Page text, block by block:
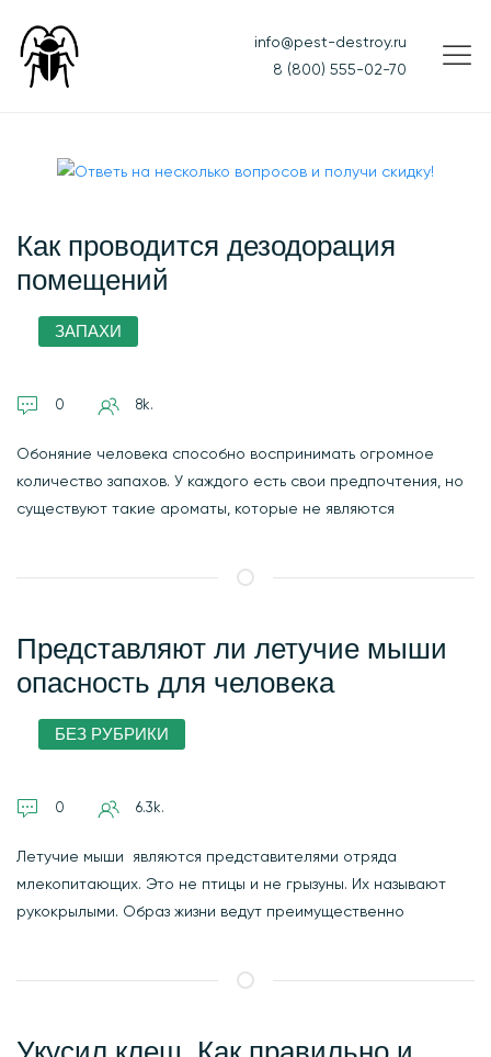
info@pest-destroy.ru
8 (800) 555-02-70
Как проводится дезодорация
помещений
ЗАПАХИ
0 8k.
Обоняние человека способно воспринимать огромное
количество запахов. У каждого есть свои предпочтения, но
существуют такие ароматы, которые не являются
Представляют ли летучие мыши
опасность для человека
БЕЗ РУБРИКИ
0 6.3k.
Летучие мыши являются представителями отряда
млекопитающих. Это не птицы и не грызуны. Их называют
рукокрылыми. Образ жизни ведут преимущественно